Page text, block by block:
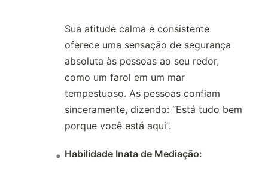
Sua atitude calma e consistente
oferece uma sensação de segurança
absoluta às pessoas ao seu redor,
como um farol em um mar
tempestuoso. As pessoas confiam
sinceramente, dizendo: “Está tudo bem
porque você está aqui”.
Habilidade Inata de Mediação: